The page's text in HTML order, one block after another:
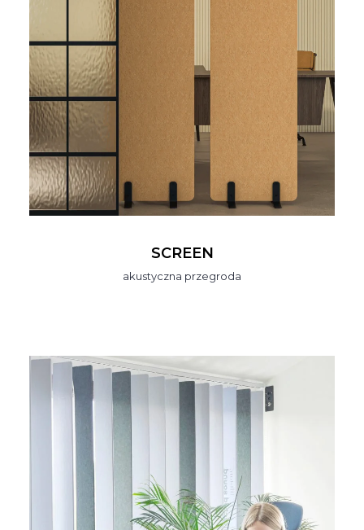
SCREEN
akustyczna przegroda